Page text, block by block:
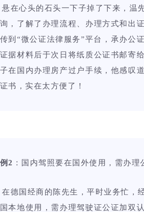
在心头的石头一下子掉了下来，温
，了解了办理流程、办理方式和出
传到“微公证法律服务”平台，承办公
据材料后于次日将纸质公证书邮寄
在国内办理房产过户手续，他感叹
书，实在太方便了！
2 ：国内驾照要在国外使用，需办理
德国经商的陈先生，平时业务忙，
本地使用，需办理驾驶证公证加双